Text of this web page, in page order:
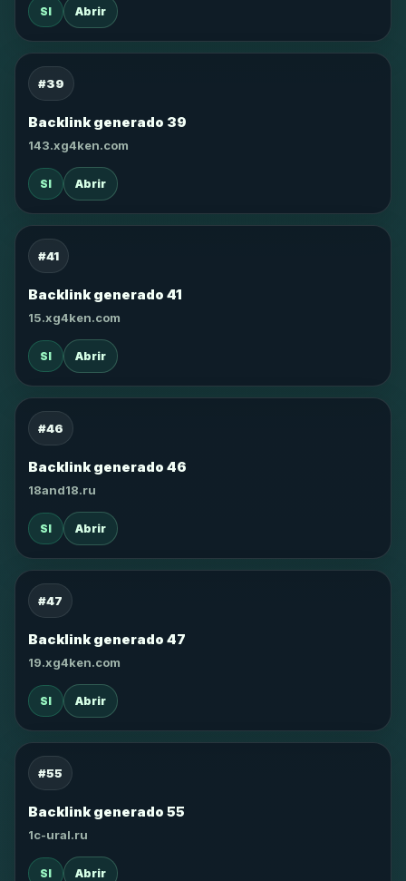
SI Abrir
#39
Backlink generado 39
143.xg4ken.com
SI Abrir
#41
Backlink generado 41
15.xg4ken.com
SI Abrir
#46
Backlink generado 46
18and18.ru
SI Abrir
#47
Backlink generado 47
19.xg4ken.com
SI Abrir
#55
Backlink generado 55
1c-ural.ru
SI Abrir